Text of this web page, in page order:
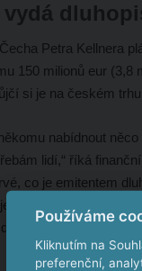
vydá
Petra Kellnera
150 milionů eur (3,8
si je na českém
nabídnout
lidí,“ říká
co je emitentem
její dceřiné
za 1,4
Používáme
Kliknutím na
preferenční,